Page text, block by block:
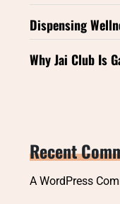
Dispensing
Why Jai Club Is
Recent
A WordPress